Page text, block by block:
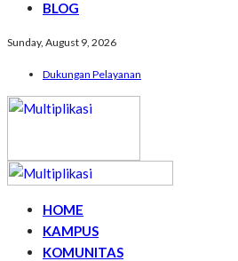
BLOG
Sunday, August 9, 2026
Dukungan Pelayanan
HOME
KAMPUS
KOMUNITAS